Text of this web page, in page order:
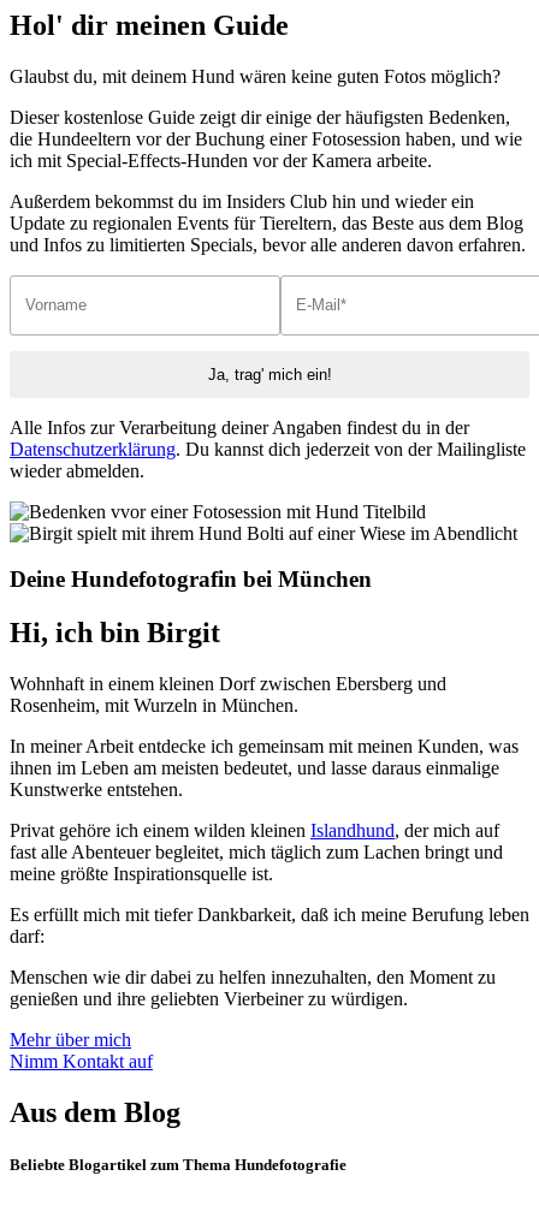
Hol' dir meinen Guide
Glaubst du, mit deinem Hund wären keine guten Fotos möglich?
Dieser kostenlose Guide zeigt dir einige der häufigsten Bedenken,
die Hundeeltern vor der Buchung einer Fotosession haben, und wie
ich mit Special-Effects-Hunden vor der Kamera arbeite.
Außerdem bekommst du im Insiders Club hin und wieder ein
Update zu regionalen Events für Tiereltern, das Beste aus dem Blog
und Infos zu limitierten Specials, bevor alle anderen davon erfahren.
Alle Infos zur Verarbeitung deiner Angaben findest du in der
Datenschutzerklärung. Du kannst dich jederzeit von der Mailingliste
wieder abmelden.
Deine Hundefotografin bei München
Hi, ich bin Birgit
Wohnhaft in einem kleinen Dorf zwischen Ebersberg und
Rosenheim, mit Wurzeln in München.
In meiner Arbeit entdecke ich gemeinsam mit meinen Kunden, was
ihnen im Leben am meisten bedeutet, und lasse daraus einmalige
Kunstwerke entstehen.
Privat gehöre ich einem wilden kleinen Islandhund, der mich auf
fast alle Abenteuer begleitet, mich täglich zum Lachen bringt und
meine größte Inspirationsquelle ist.
Es erfüllt mich mit tiefer Dankbarkeit, daß ich meine Berufung leben
darf:
Menschen wie dir dabei zu helfen innezuhalten, den Moment zu
genießen und ihre geliebten Vierbeiner zu würdigen.
Mehr über mich
Nimm Kontakt auf
Aus dem Blog
Beliebte Blogartikel zum Thema Hundefotografie